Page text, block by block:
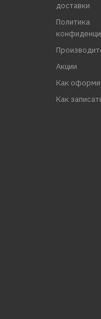
доставки
Политика
Акции
Как
Как